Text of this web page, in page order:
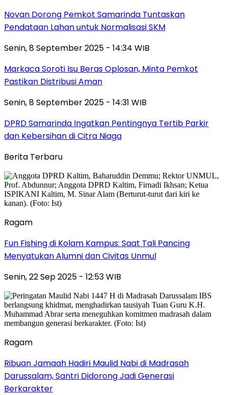
Novan Dorong Pemkot Samarinda Tuntaskan
Pendataan Lahan untuk Normalisasi SKM
Senin, 8 September 2025 - 14:34 WIB
Markaca Soroti Isu Beras Oplosan, Minta Pemkot
Pastikan Distribusi Aman
Senin, 8 September 2025 - 14:31 WIB
DPRD Samarinda Ingatkan Pentingnya Tertib Parkir
dan Kebersihan di Citra Niaga
Berita Terbaru
Ragam
Fun Fishing di Kolam Kampus: Saat Tali Pancing
Menyatukan Alumni dan Civitas Unmul
Senin, 22 Sep 2025 - 12:53 WIB
Ragam
Ribuan Jamaah Hadiri Maulid Nabi di Madrasah
Darussalam, Santri Didorong Jadi Generasi
Berkarakter